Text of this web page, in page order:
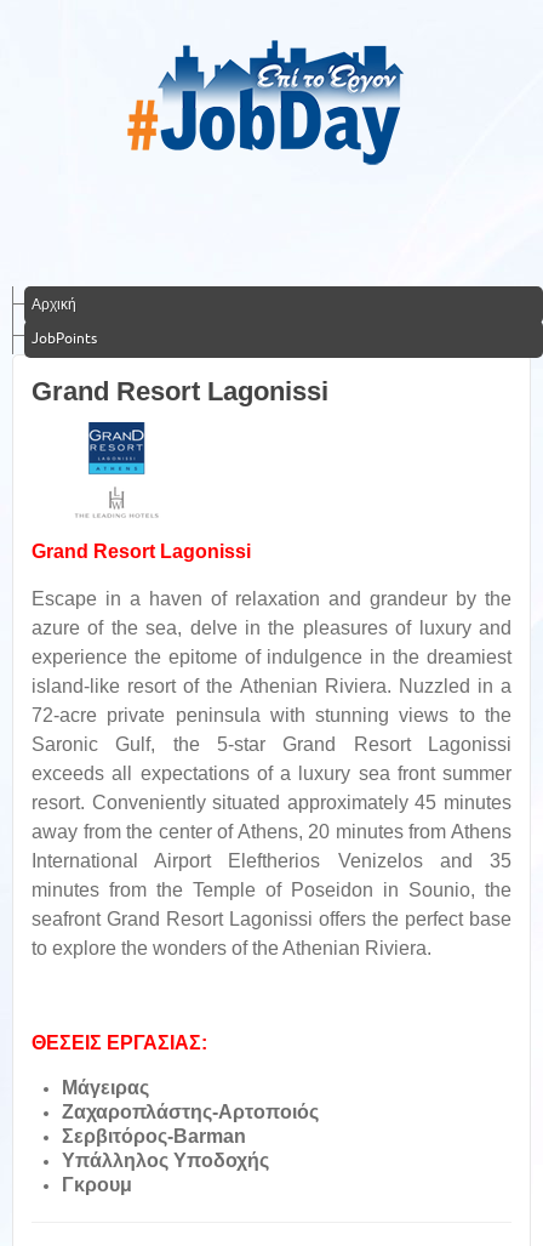
Αρχική
JobPoints
Grand Resort Lagonissi
Grand Resort Lagonissi
Escape in a haven of relaxation and grandeur by the
azure of the sea, delve in the pleasures of luxury and
experience the epitome of indulgence in the dreamiest
island-like resort of the Athenian Riviera. Nuzzled in a
72-acre private peninsula with stunning views to the
Saronic Gulf, the 5-star Grand Resort Lagonissi
exceeds all expectations of a luxury sea front summer
resort. Conveniently situated approximately 45 minutes
away from the center of Athens, 20 minutes from Athens
International Airport Eleftherios Venizelos and 35
minutes from the Temple of Poseidon in Sounio, the
seafront Grand Resort Lagonissi offers the perfect base
to explore the wonders of the Athenian Riviera.
ΘΕΣΕΙΣ ΕΡΓΑΣΙΑΣ:
Μάγειρας
Ζαχαροπλάστης-Αρτοποιός
Σερβιτόρος-Barman
Υπάλληλος Υποδοχής
Γκρουμ